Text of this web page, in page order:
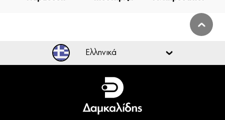
Ελληνικά
Ελληνικά
English